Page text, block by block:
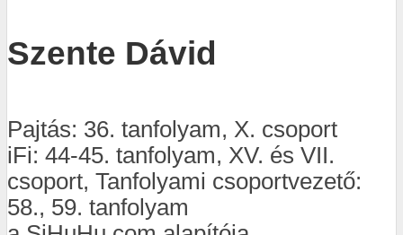
Szente Dávid
Pajtás: 36. tanfolyam, X. csoport
iFi: 44-45. tanfolyam, XV. és VII.
csoport, Tanfolyami csoportvezető:
58., 59. tanfolyam